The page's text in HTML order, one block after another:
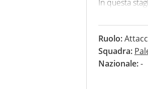
In questa
Ruolo:
Squadra:
Nazionale:-